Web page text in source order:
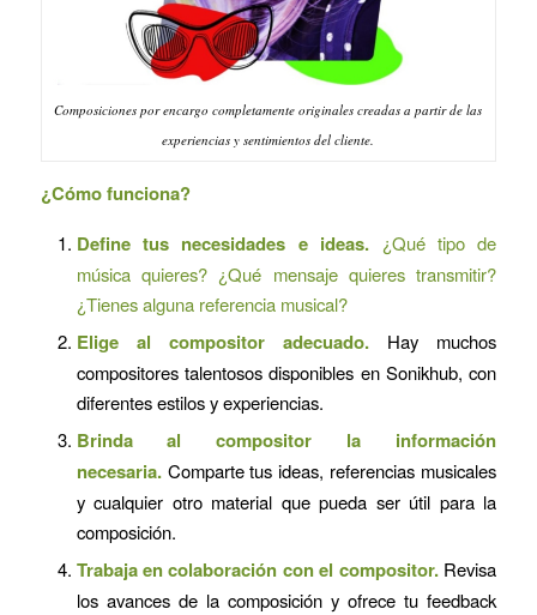
Composiciones por encargo completamente originales creadas a partir de las
experiencias y sentimientos del cliente.
¿Cómo funciona?
Define tus necesidades e ideas. ¿Qué tipo de
música quieres? ¿Qué mensaje quieres transmitir?
¿Tienes alguna referencia musical?
Elige al compositor adecuado. Hay muchos
compositores talentosos disponibles en Sonikhub, con
diferentes estilos y experiencias.
Brinda al compositor la información
necesaria.Comparte tus ideas, referencias musicales
y cualquier otro material que pueda ser útil para la
composición.
Trabaja en colaboración con el compositor.Revisa
los avances de la composición y ofrece tu feedback